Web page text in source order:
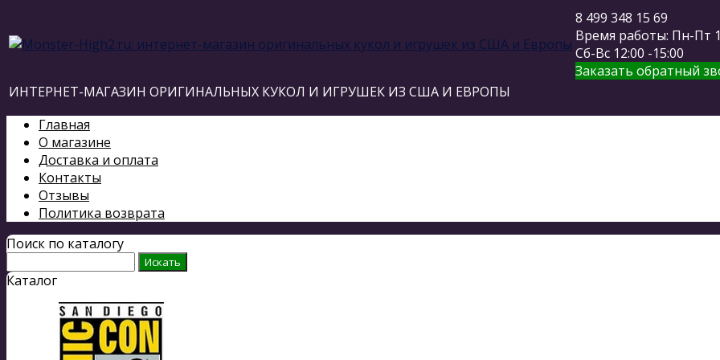
8 499 348 15 69
Время работы: Пн-Пт
Сб-Вс 12:00 -15:00
Заказать обратный
ИНТЕРНЕТ-МАГАЗИН ОРИГИНАЛЬНЫХ КУКОЛ И ИГРУШЕК ИЗ США И ЕВРОПЫ
Главная
О магазине
Доставка и оплата
Контакты
Отзывы
Политика возврата
Поиск по каталогу
Каталог